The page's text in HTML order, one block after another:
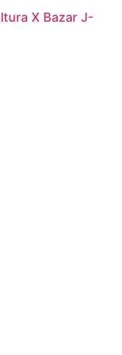
X Bazar J-